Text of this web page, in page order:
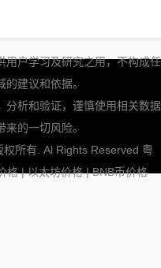
用户学习及研究之用，不构成任
建议和依据。
分析和验证，谨慎使用相关数据
的一切风险。
所有. Al Rights Reserved 粤
格|以太坊价格|BNB币价格